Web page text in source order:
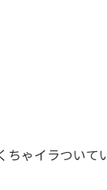
ゃイラついて